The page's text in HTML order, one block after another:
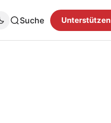
Suche Unterstützen